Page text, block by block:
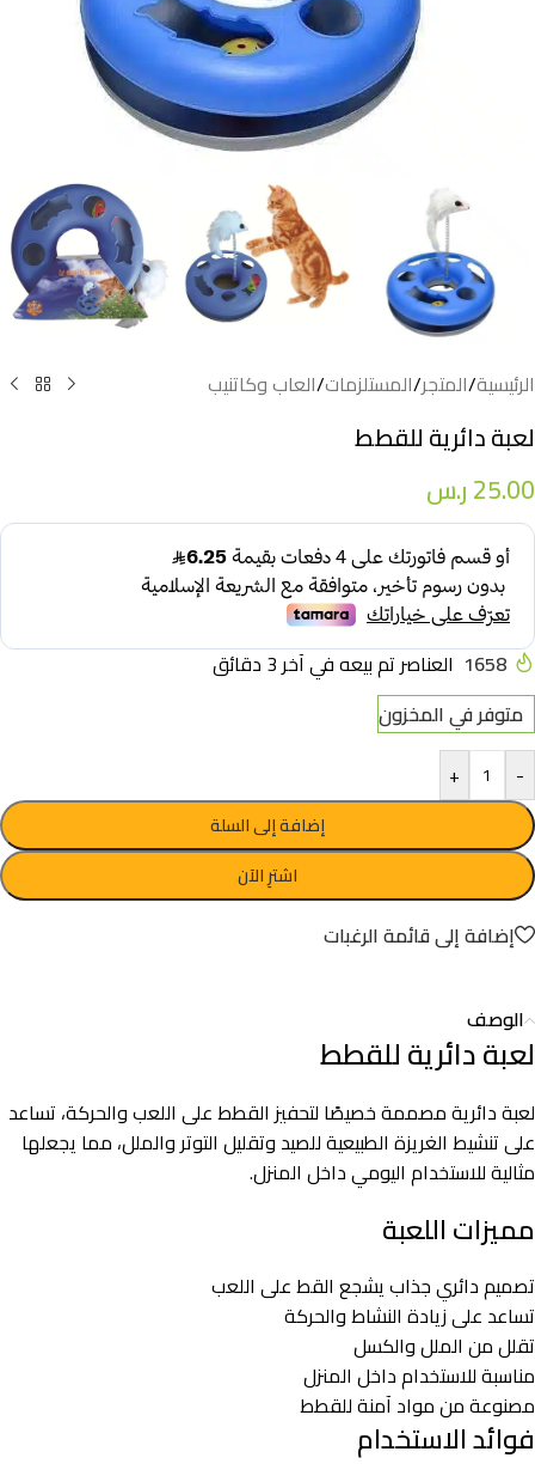
الرئيسية/المتجر/المستلزمات/العاب وكاتنيب
لعبة دائرية للقطط
25.00ر.س
1658 العناصر تم بيعه في آخر 3 دقائق
متوفر في المخزون
-
+
إضافة إلى السلة
اشترِ الآن
إضافة إلى قائمة الرغبات
الوصف
لعبة دائرية للقطط
لعبة دائرية مصممة خصيصًا لتحفيز القطط على اللعب والحركة، تساعد
على تنشيط الغريزة الطبيعية للصيد وتقليل التوتر والملل، مما يجعلها
مثالية للاستخدام اليومي داخل المنزل.
مميزات اللعبة
تصميم دائري جذاب يشجع القط على اللعب
تساعد على زيادة النشاط والحركة
تقلل من الملل والكسل
مناسبة للاستخدام داخل المنزل
مصنوعة من مواد آمنة للقطط
فوائد الاستخدام